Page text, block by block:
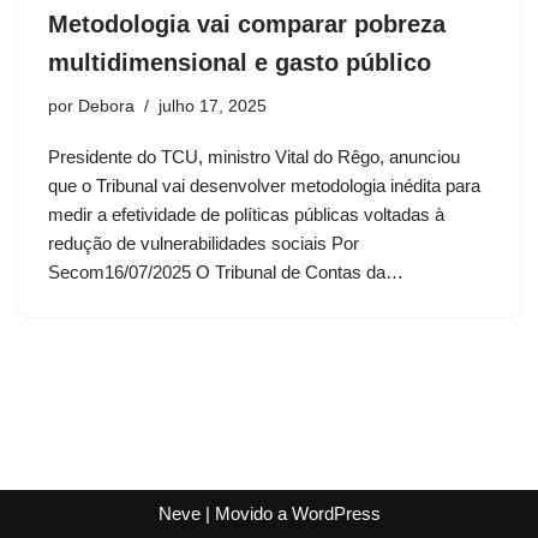
Metodologia vai comparar pobreza
multidimensional e gasto público
por Debora julho 17, 2025
Presidente do TCU, ministro Vital do Rêgo, anunciou
que o Tribunal vai desenvolver metodologia inédita para
medir a efetividade de políticas públicas voltadas à
redução de vulnerabilidades sociais Por
Secom16/07/2025 O Tribunal de Contas da…
Neve| Movido a WordPress